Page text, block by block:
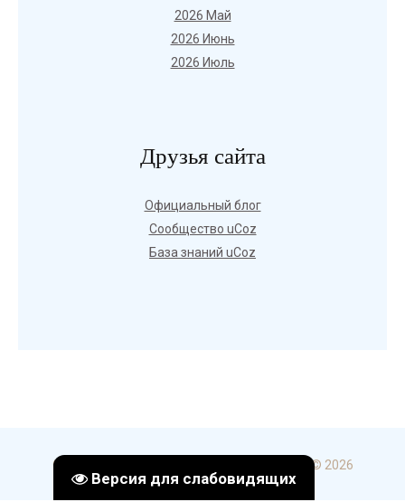
Версия для слабовидящих
2026 Май
2026 Июнь
2026 Июль
Друзья сайта
Официальный блог
Сообщество uCoz
База знаний uCoz
Copyright ГБПОУ УКИП и С в г. Стерлитамак © 2026
uCoz